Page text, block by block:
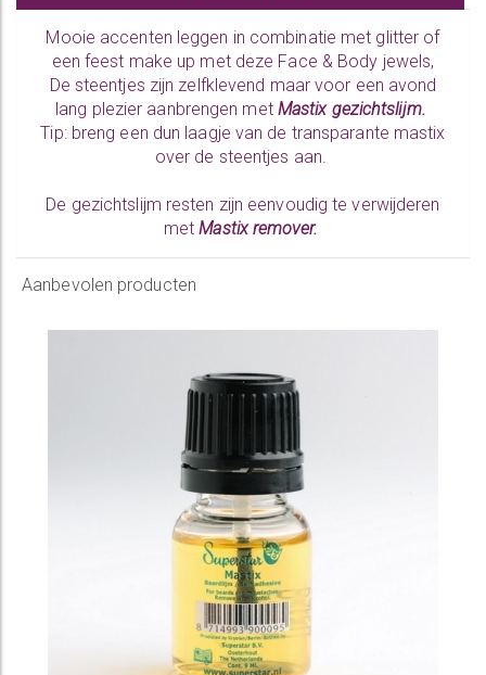
Mooie accenten leggen in combinatie met glitter of
een feest make up met deze Face & Body jewels,
De steentjes zijn zelfklevend maar voor een avond
lang plezier aanbrengen met Mastix gezichtslijm.
Tip: breng een dun laagje van de transparante mastix
over de steentjes aan.
De gezichtslijm resten zijn eenvoudig te verwijderen
met Mastix remover.
Aanbevolen producten